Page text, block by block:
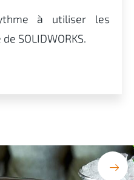
à utiliser les
SOLIDWORKS.